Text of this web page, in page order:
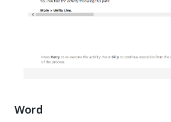
Word